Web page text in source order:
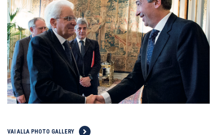
VAI ALLA PHOTO GALLERY